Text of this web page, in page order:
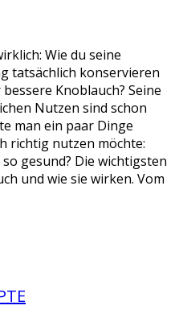
Wie du seine
tatsächlich konservieren
Knoblauch? Seine
Nutzen sind schon
man ein paar Dinge
richtig nutzen möchte:
gesund? Die wichtigsten
und wie sie wirken. Vom